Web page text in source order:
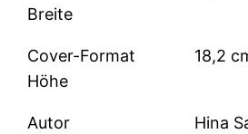
Breite
Cover-Format
Höhe
18,2
Autor Hina